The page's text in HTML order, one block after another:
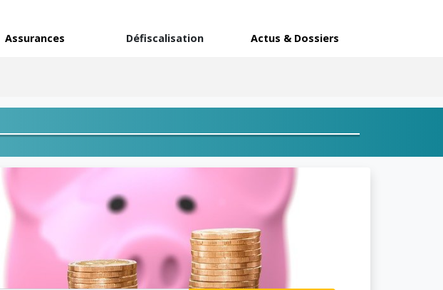
Assurances Défiscalisation Actus & Dossiers